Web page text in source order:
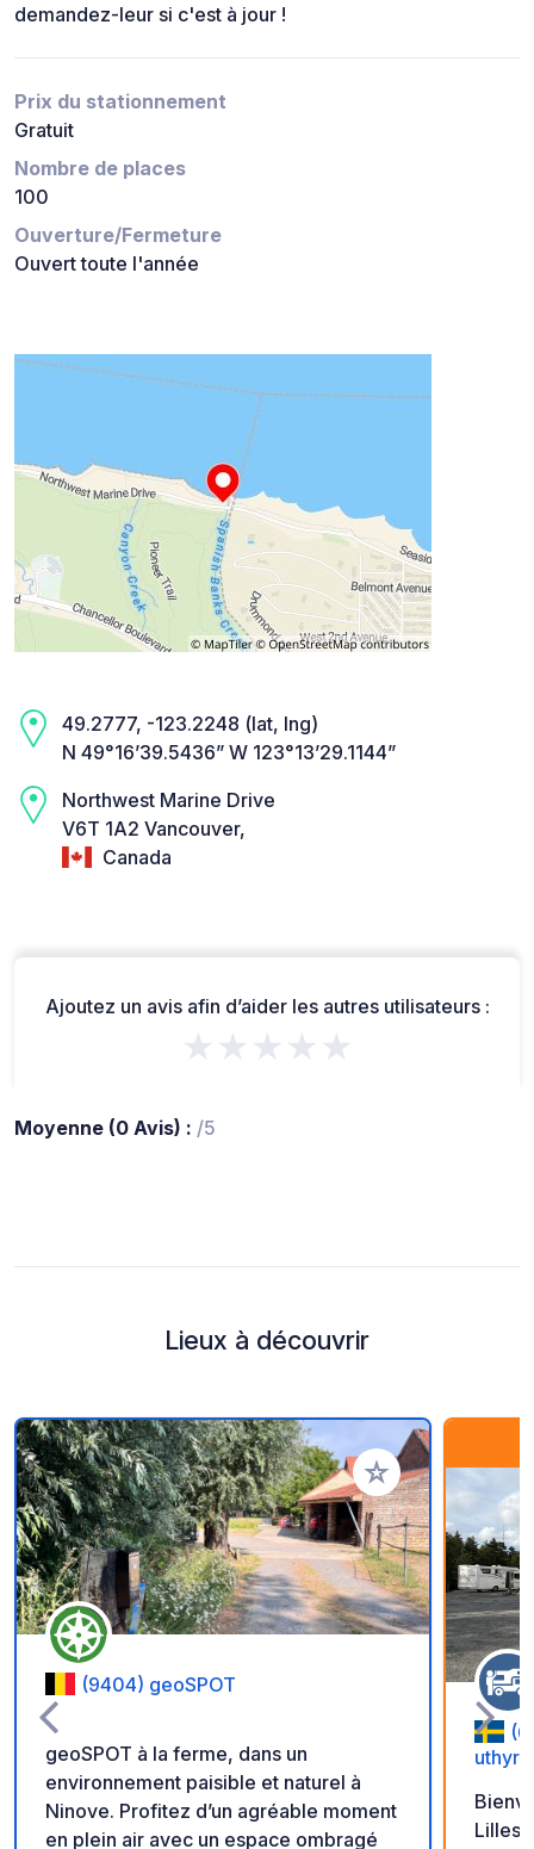
demandez-leur si c'est à jour !
Prix du stationnement
Gratuit
Nombre de places
100
Ouverture/Fermeture
Ouvert toute l'année
49.2777, -123.2248 (lat, lng)
N 49°16’39.5436” W 123°13’29.1144”
Northwest Marine Drive
V6T 1A2 Vancouver,
Canada
Ajoutez un avis afin d’aider les autres utilisateurs :
★★★★★
Moyenne (0 Avis) : /5
Lieux à découvrir
Ajouter à vos
(9404) geoSPOT
geoSPOT à la ferme, dans un
environnement paisible et naturel à
Ninove. Profitez d’un agréable moment
en plein air avec un espace ombragé
Lillesjö. Nous, les